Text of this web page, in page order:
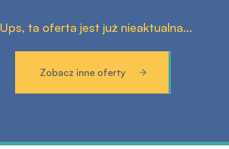
Ups, ta oferta jest już nieaktualna...
Zobacz inne oferty